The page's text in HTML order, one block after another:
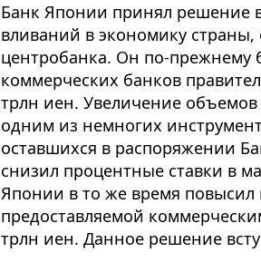
Банк Японии принял решение
вливаний в экономику
центробанка. Он по-прежнему
коммерческих банков
трлн иен. Увеличение объемов
одним из немногих
оставшихся в распоряжении
снизил процентные ставки в
Японии в то же время
предоставляемой
трлн иен. Данное решение